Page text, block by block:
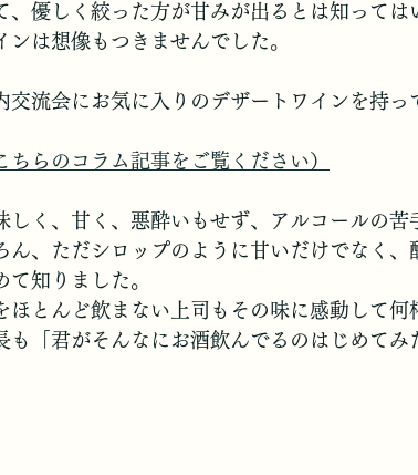
、優しく絞った方が甘みが出るとは知っては
は想像もつきませんでした。
交流会にお気に入りのデザートワインを持っ
ちらのコラム記事をご覧ください）
しく、甘く、悪酔いもせず、アルコールの苦
ん、ただシロップのように甘いだけでなく、
知りました。
とんど飲まない上司もその味に感動して何
も「君がそんなにお酒飲んでるのはじめてみ